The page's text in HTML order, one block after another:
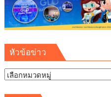
หัวข้อข่าว
หัวข้อ